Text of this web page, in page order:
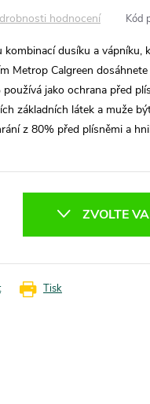
hodnocení Kód
dusíku a vápníku,
Metrop Calgreen
jako ochrana před
základních látek a muže
z 80% před plísněmi a
ZVOLTE
Tisk